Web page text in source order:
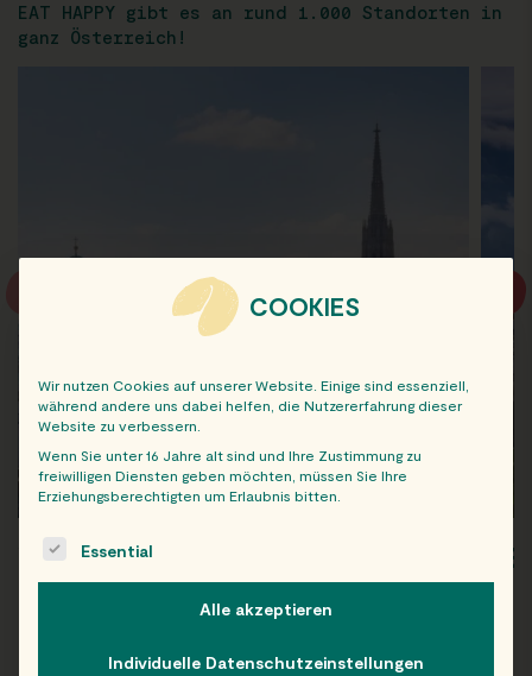
EAT HAPPY gibt es an rund 1.000 Standorten in
ganz Österreich!
WIEN
COOKIES
Wir nutzen Cookies auf unserer Website. Einige sind essenziell,
während andere uns dabei helfen, die Nutzererfahrung dieser
Website zu verbessern.
Wenn Sie unter 16 Jahre alt sind und Ihre Zustimmung zu
freiwilligen Diensten geben möchten, müssen Sie Ihre
Erziehungsberechtigten um Erlaubnis bitten.
The following is a list of service groups for which consent
Essential
Alle akzeptieren
Individuelle Datenschutzeinstellungen